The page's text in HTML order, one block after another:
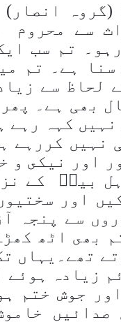
(گروہ
سے محروم
تم سب
ہے۔ تم
لحاظ سے
بھی ہے۔
کہہ رہے
نہیں
اور نیكى و
بیتؑ كے
اور
سے پنجہ
بھى اٹھ
تھے۔یہاں
زیادہ ہوئے
جوش ختم